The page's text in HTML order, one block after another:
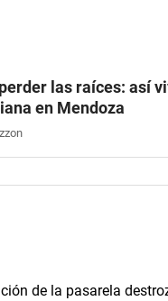
las raíces: así
en Mendoza